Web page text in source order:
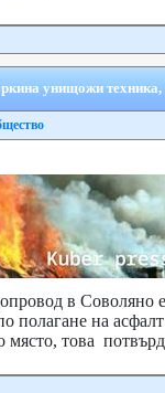
унищожи
в Соволяно
полагане на
място, това